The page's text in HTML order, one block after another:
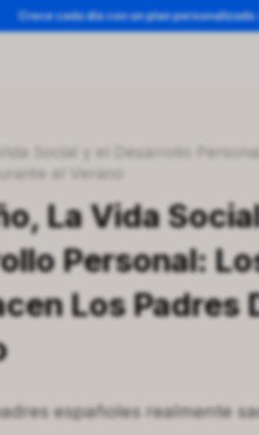
Crece cada día con un plan
el Verano
La Vida
Personal:
Los Padres
españoles realmente